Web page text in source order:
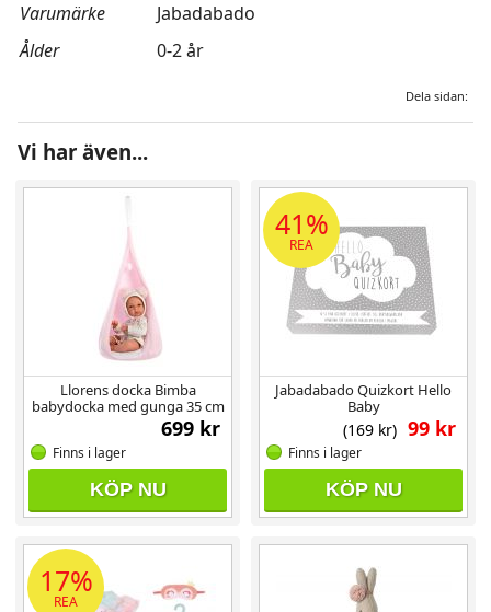
Varumärke
Jabadabado
Ålder
0-2 år
Dela sidan:
Vi har även...
Llorens docka Bimba
babydocka med gunga 35 cm
699 kr
Finns i lager
KÖP NU
41%
REA
Jabadabado Quizkort Hello
Baby
99 kr
(169 kr)
Finns i lager
KÖP NU
17%
REA